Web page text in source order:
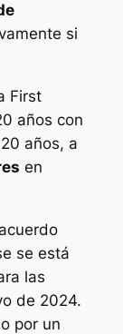
si
First
años con
años, a
en
se está
las
de 2024.
por un